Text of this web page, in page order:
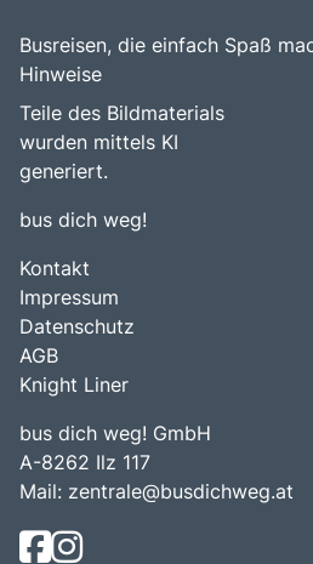
Busreisen, die einfach Spaß
Hinweise
Teile des Bildmaterials
wurden mittels KI
generiert.
bus dich weg!
Kontakt
Impressum
Datenschutz
AGB
Knight Liner
bus dich weg! GmbH
A-8262 Ilz 117
Mail: zentrale@busdichweg.at